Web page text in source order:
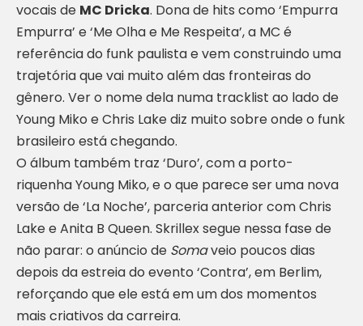
vocais de MC Dricka. Dona de hits como ‘Empurra
Empurra’ e ‘Me Olha e Me Respeita’, a MC é
referência do funk paulista e vem construindo uma
trajetória que vai muito além das fronteiras do
gênero. Ver o nome dela numa tracklist ao lado de
Young Miko e Chris Lake diz muito sobre onde o funk
brasileiro está chegando.
O álbum também traz ‘Duro’, com a porto-
riquenha Young Miko, e o que parece ser uma nova
versão de ‘La Noche’, parceria anterior com Chris
Lake e Anita B Queen. Skrillex segue nessa fase de
não parar: o anúncio de Somaveio poucos dias
depois da estreia do evento ‘Contra’, em Berlim,
reforçando que ele está em um dos momentos
mais criativos da carreira.